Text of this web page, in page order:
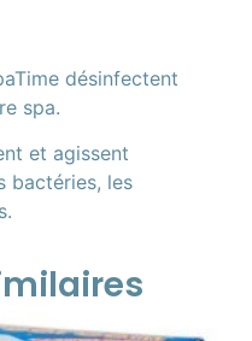
désinfectent
spa.
et agissent
bactéries, les